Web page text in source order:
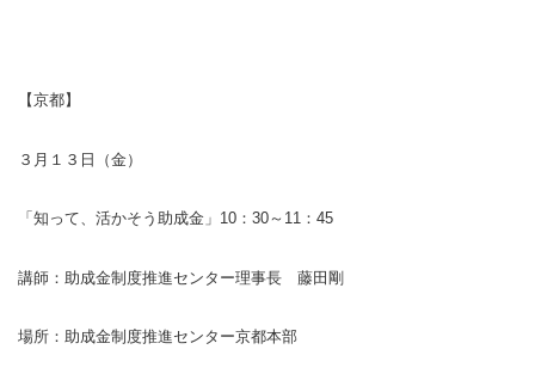
【京都】
３月１３日（金）
「知って、活かそう助成金」 10 ： 30～ 11 ： 45
講師：助成金制度推進センター理事長 藤田剛
場所：助成金制度推進センター京都本部